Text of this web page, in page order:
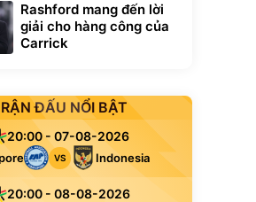
Rashford mang đến lời
giải cho hàng công của
Carrick
ĐẤU NỔI BẬT
20:00 - 07-08-2026
VS Indonesia
20:00 - 08-08-2026